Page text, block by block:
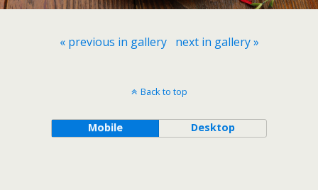
« previous in gallery next in gallery »
Back to top
Mobile Desktop